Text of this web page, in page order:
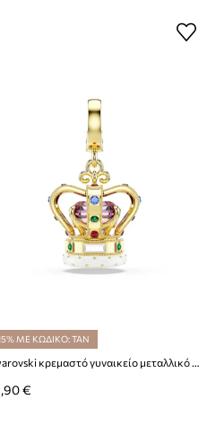
ΜΕ ΚΩΔΙΚΟ: TAN
Swarovski κρεμαστό γυναικείο μεταλλικό κρύσταλλο Swarovski MINIONS
€